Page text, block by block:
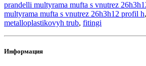
prandelli multyrama mufta s vnutrez
multyrama mufta s vnutrez 26h3h12 profil h,
metalloplastikovyh trub, fitingi
Информация